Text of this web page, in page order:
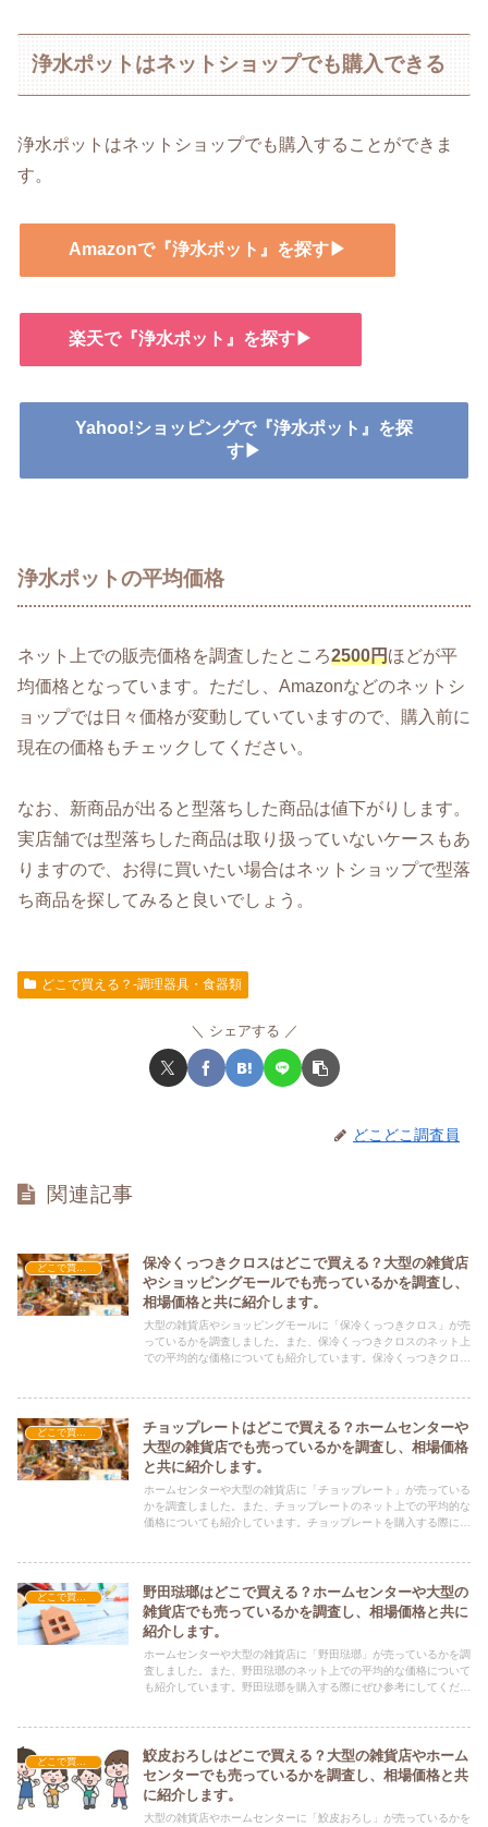
浄水ポットはネットショップでも購入できる
浄水ポットはネットショップでも購入することができま
す。
Amazonで『浄水ポット』を探す▶
楽天で『浄水ポット』を探す▶
Yahoo!ショッピングで『浄水ポット』を探
す▶
浄水ポットの平均価格
ネット上での販売価格を調査したところ2500円ほどが平
均価格となっています。ただし、Amazonなどのネットシ
ョップでは日々価格が変動していていますので、購入前に
現在の価格もチェックしてください。
なお、新商品が出ると型落ちした商品は値下がりします。
実店舗では型落ちした商品は取り扱っていないケースもあ
りますので、お得に買いたい場合はネットショップで型落
ち商品を探してみると良いでしょう。
どこで買える？-調理器具・食器類
シェアする
どこどこ調査員
関連記事
保冷くっつきクロスはどこで買える？大型の雑貨店
やショッピングモールでも売っているかを調査し、
相場価格と共に紹介します。
大型の雑貨店やショッピングモールに「保冷くっつきクロス」が売
っているかを調査しました。また、保冷くっつきクロスのネット上
での平均的な価格についても紹介しています。保冷くっつきクロス
チョップレートはどこで買える？ホームセンターや
大型の雑貨店でも売っているかを調査し、相場価格
と共に紹介します。
ホームセンターや大型の雑貨店に「チョップレート」が売っている
かを調査しました。また、チョップレートのネット上での平均的な
価格についても紹介しています。チョップレートを購入する際にぜ
野田琺瑯はどこで買える？ホームセンターや大型の
雑貨店でも売っているかを調査し、相場価格と共に
紹介します。
ホームセンターや大型の雑貨店に「野田琺瑯」が売っているかを調
査しました。また、野田琺瑯のネット上での平均的な価格について
も紹介しています。野田琺瑯を購入する際にぜひ参考にしてくださ
鮫皮おろしはどこで買える？大型の雑貨店やホーム
センターでも売っているかを調査し、相場価格と共
に紹介します。
大型の雑貨店やホームセンターに「鮫皮おろし」が売っているかを